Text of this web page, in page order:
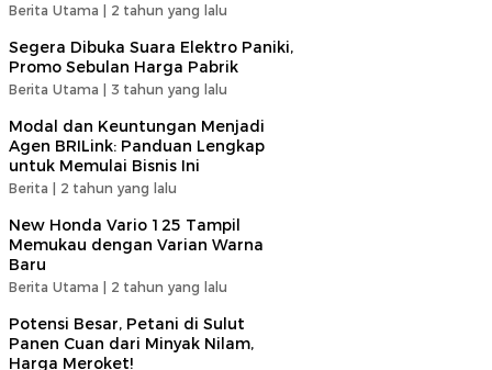
Berita Utama | 2 tahun yang lalu
Segera Dibuka Suara Elektro Paniki,
Promo Sebulan Harga Pabrik
Berita Utama | 3 tahun yang lalu
Modal dan Keuntungan Menjadi
Agen BRILink: Panduan Lengkap
untuk Memulai Bisnis Ini
Berita | 2 tahun yang lalu
New Honda Vario 125 Tampil
Memukau dengan Varian Warna
Baru
Berita Utama | 2 tahun yang lalu
Potensi Besar, Petani di Sulut
Panen Cuan dari Minyak Nilam,
Harga Meroket!